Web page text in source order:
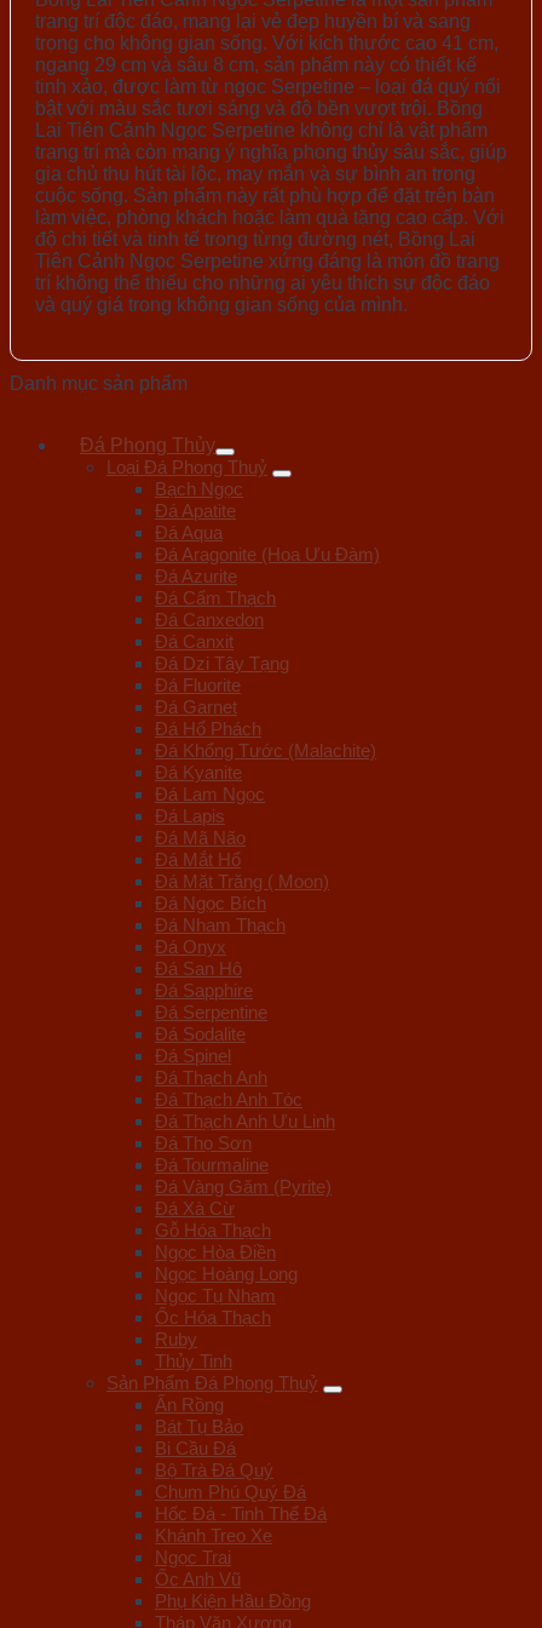
trang trí độc đáo, mang lại vẻ đẹp huyền bí và sang
trọng cho không gian sống. Với kích thước cao 41 cm,
ngang 29 cm và sâu 8 cm, sản phẩm này có thiết kế
tinh xảo, được làm từ ngọc Serpetine – loại đá quý nổi
bật với màu sắc tươi sáng và độ bền vượt trội. Bồng
Lai Tiên Cảnh Ngọc Serpetine không chỉ là vật phẩm
trang trí mà còn mang ý nghĩa phong thủy sâu sắc, giúp
gia chủ thu hút tài lộc, may mắn và sự bình an trong
cuộc sống. Sản phẩm này rất phù hợp để đặt trên bàn
làm việc, phòng khách hoặc làm quà tặng cao cấp. Với
độ chi tiết và tinh tế trong từng đường nét, Bồng Lai
Tiên Cảnh Ngọc Serpetine xứng đáng là món đồ trang
trí không thể thiếu cho những ai yêu thích sự độc đáo
và quý giá trong không gian sống của mình.
Danh mục sản phẩm
Đá Phong Thủy
Loại Đá Phong Thuỷ
Bạch Ngọc
Đá Apatite
Đá Aqua
Đá Aragonite (Hoa Ưu Đàm)
Đá Azurite
Đá Cẩm Thạch
Đá Canxedon
Đá Canxit
Đá Dzi Tây Tạng
Đá Fluorite
Đá Garnet
Đá Hổ Phách
Đá Khổng Tước (Malachite)
Đá Kyanite
Đá Lam Ngọc
Đá Lapis
Đá Mã Não
Đá Mắt Hổ
Đá Mặt Trăng ( Moon)
Đá Ngọc Bích
Đá Nham Thạch
Đá Onyx
Đá San Hô
Đá Sapphire
Đá Serpentine
Đá Sodalite
Đá Spinel
Đá Thạch Anh
Đá Thạch Anh Tóc
Đá Thạch Anh Ưu Linh
Đá Thọ Sơn
Đá Tourmaline
Đá Vàng Găm (Pyrite)
Đá Xà Cừ
Gỗ Hóa Thạch
Ngọc Hòa Điền
Ngọc Hoàng Long
Ngọc Tụ Nham
Ốc Hóa Thạch
Ruby
Thủy Tinh
Sản Phẩm Đá Phong Thuỷ
Ấn Rồng
Bát Tụ Bảo
Bi Cầu Đá
Bộ Trà Đá Quý
Chum Phú Quý Đá
Hốc Đá - Tinh Thể Đá
Khánh Treo Xe
Ngọc Trai
Ốc Anh Vũ
Phụ Kiện Hầu Đồng
Tháp Văn Xương